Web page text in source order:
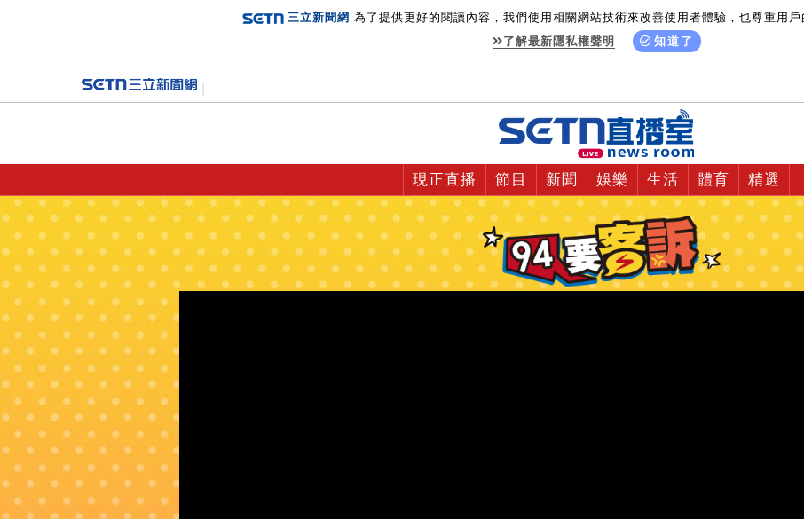
三立新聞網 為了提供更好的閱讀內容，我們使用相關網站技術來改善使用者體驗，也尊重用戶
了解最新隱私權聲明
知道了
現正直播 節目 新聞 娛樂 生活 體育 精選